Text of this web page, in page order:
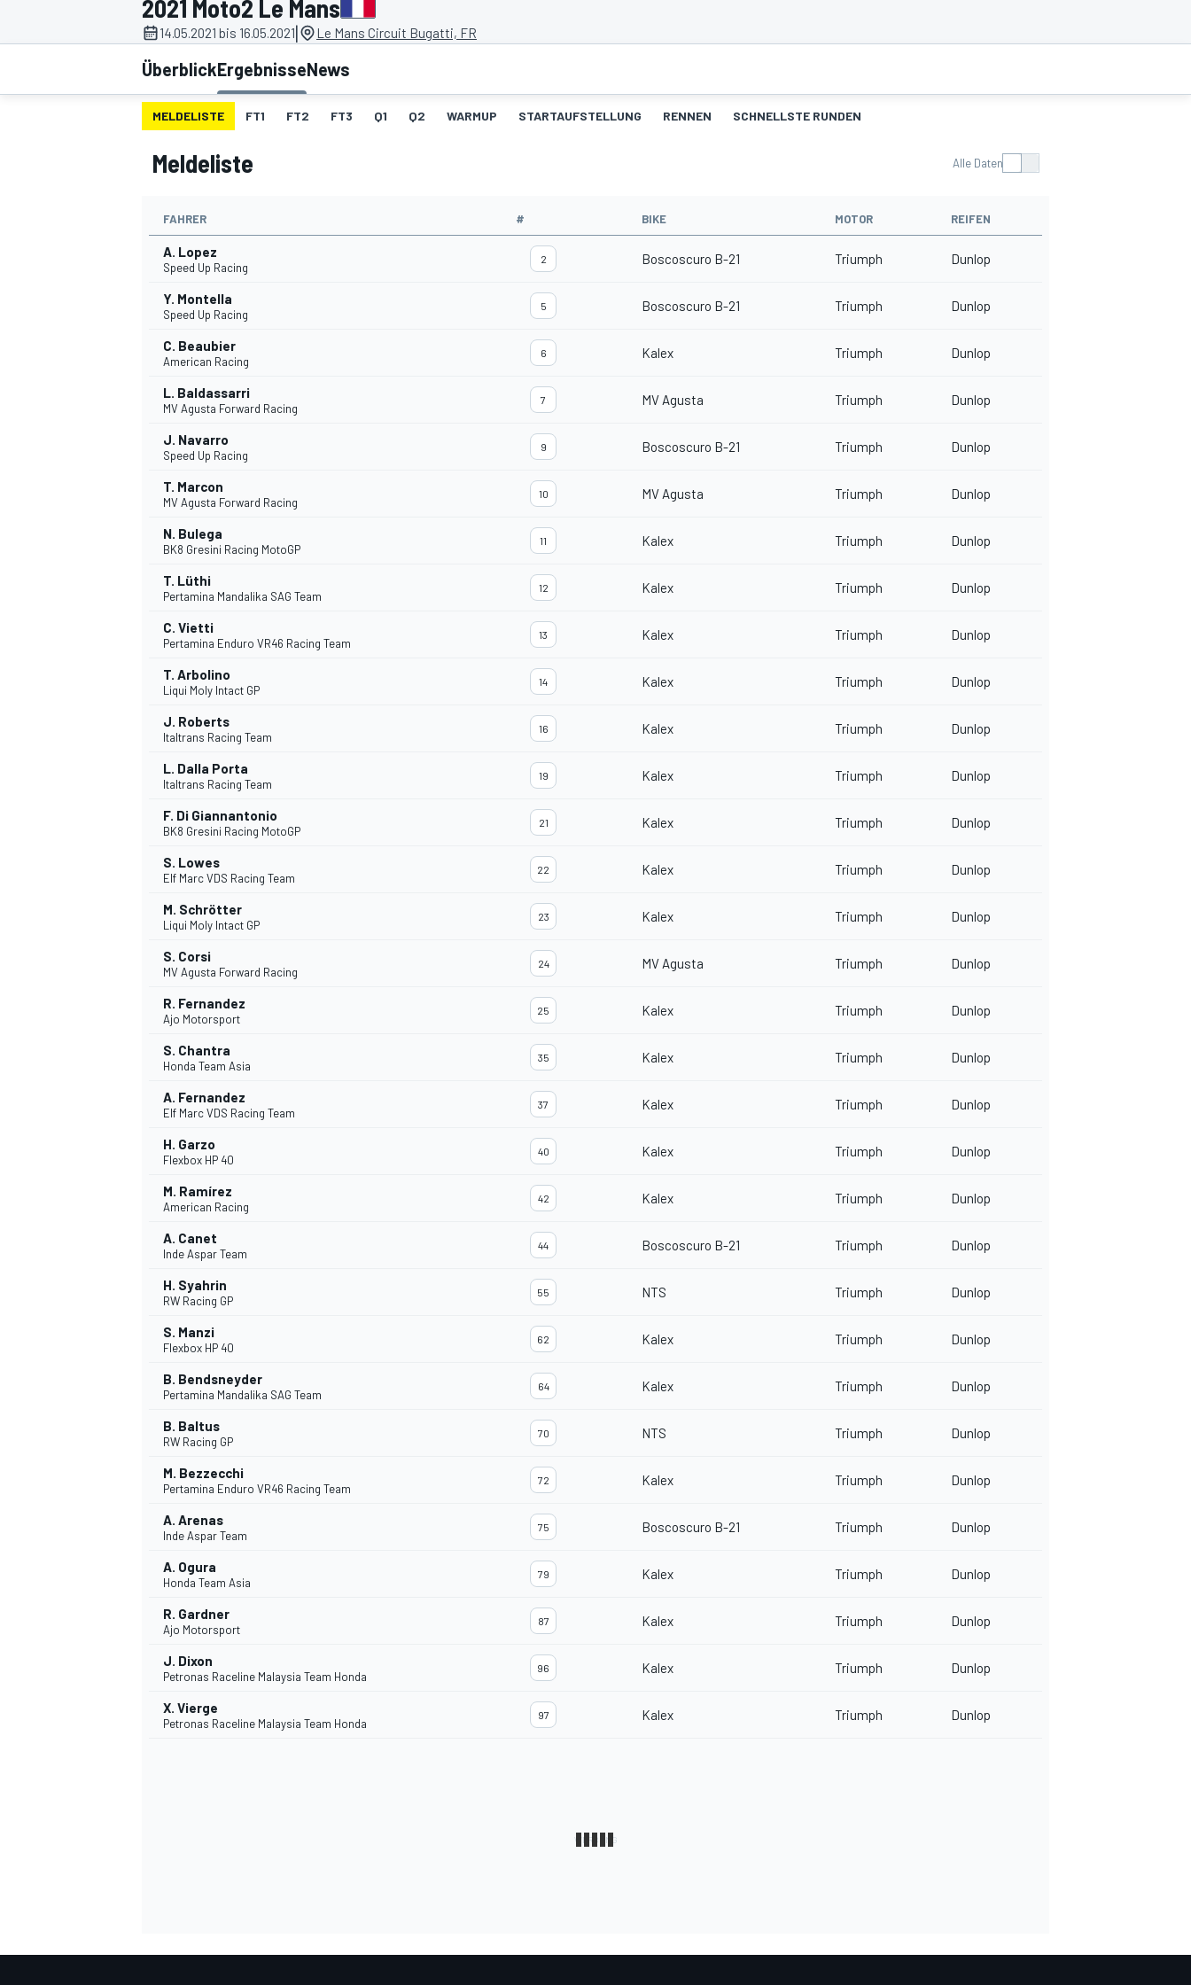
MOTOGP
SPORTWAGEN
2021 Moto2 Le Mans
14.05.2021 bis 16.05.2021| Le Mans Circuit Bugatti, FR
ÜberblickErgebnisseNews
MELDELISTE FT1 FT2 FT3 Q1 Q2 WARMUP STARTAUFSTELLUNG RENNEN SCHNELLSTE RUNDEN
Meldeliste Alle Daten
FAHRER # BIKE MOTOR REIFEN
A. Lopez
Speed Up Racing
2 Boscoscuro B-21 Triumph Dunlop
Y. Montella
Speed Up Racing
5 Boscoscuro B-21 Triumph Dunlop
C. Beaubier
American Racing
6 Kalex Triumph Dunlop
L. Baldassarri
MV Agusta Forward Racing
7 MV Agusta Triumph Dunlop
J. Navarro
Speed Up Racing
9 Boscoscuro B-21 Triumph Dunlop
T. Marcon
MV Agusta Forward Racing
10 MV Agusta Triumph Dunlop
N. Bulega
BK8 Gresini Racing MotoGP
11 Kalex Triumph Dunlop
T. Lüthi
Pertamina Mandalika SAG Team
12 Kalex Triumph Dunlop
C. Vietti
Pertamina Enduro VR46 Racing Team
13 Kalex Triumph Dunlop
T. Arbolino
Liqui Moly Intact GP
14 Kalex Triumph Dunlop
J. Roberts
Italtrans Racing Team
16 Kalex Triumph Dunlop
L. Dalla Porta
Italtrans Racing Team
19 Kalex Triumph Dunlop
F. Di Giannantonio
BK8 Gresini Racing MotoGP
21 Kalex Triumph Dunlop
S. Lowes
Elf Marc VDS Racing Team
22 Kalex Triumph Dunlop
M. Schrötter
Liqui Moly Intact GP
23 Kalex Triumph Dunlop
S. Corsi
MV Agusta Forward Racing
24 MV Agusta Triumph Dunlop
R. Fernandez
Ajo Motorsport
25 Kalex Triumph Dunlop
S. Chantra
Honda Team Asia
35 Kalex Triumph Dunlop
A. Fernandez
Elf Marc VDS Racing Team
37 Kalex Triumph Dunlop
H. Garzo
Flexbox HP 40
40 Kalex Triumph Dunlop
M. Ramírez
American Racing
42 Kalex Triumph Dunlop
A. Canet
Inde Aspar Team
44 Boscoscuro B-21 Triumph Dunlop
H. Syahrin
RW Racing GP
55 NTS Triumph Dunlop
S. Manzi
Flexbox HP 40
62 Kalex Triumph Dunlop
B. Bendsneyder
Pertamina Mandalika SAG Team
64 Kalex Triumph Dunlop
B. Baltus
RW Racing GP
70 NTS Triumph Dunlop
M. Bezzecchi
Pertamina Enduro VR46 Racing Team
72 Kalex Triumph Dunlop
A. Arenas
Inde Aspar Team
75 Boscoscuro B-21 Triumph Dunlop
A. Ogura
Honda Team Asia
79 Kalex Triumph Dunlop
R. Gardner
Ajo Motorsport
87 Kalex Triumph Dunlop
J. Dixon
Petronas Raceline Malaysia Team Honda
96 Kalex Triumph Dunlop
X. Vierge
Petronas Raceline Malaysia Team Honda
97 Kalex Triumph Dunlop